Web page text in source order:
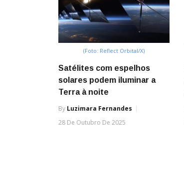
(Foto: Reflect Orbital/X)
Satélites com espelhos
solares podem iluminar a
Terra à noite
By Luzimara Fernandes
28 De Outubro De 2025